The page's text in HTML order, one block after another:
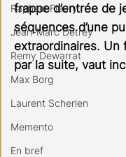
Raphael Fleury
Jean-Marc Detrey
Remy Dewarrat
Max Borg
Laurent Scherlen
Memento
En bref
frappe d’entrée de
séquences d’une
extraordinaires. Un
par la suite, vaut